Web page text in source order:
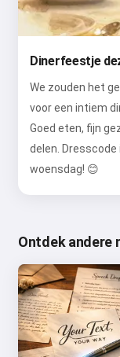
Dinerfeestje
We zouden het
voor een intiem
Goed eten, fijn
delen. Dresscode
woensdag! 😊
Ontdek andere